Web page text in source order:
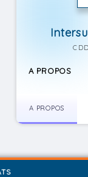
A PROPOS
A PROPOS